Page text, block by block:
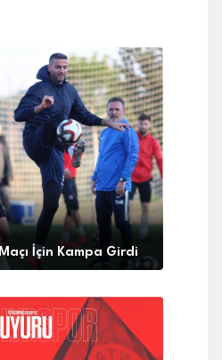
Maçı İçin Kampa Girdi